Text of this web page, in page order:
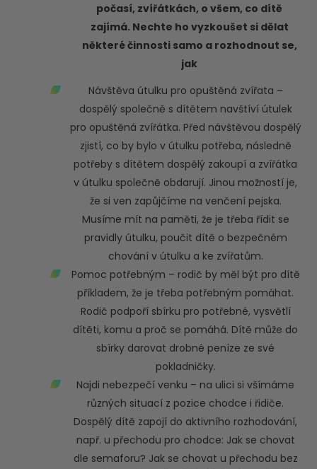
počasí, zvířátkách, o všem, co dítě
zajímá. Nechte ho vyzkoušet si dělat
některé činnosti samo a rozhodnout se,
jak
Návštěva útulku pro opuštěná zvířata –
dospělý společně s dítětem navštíví útulek
pro opuštěná zvířátka. Před návštěvou dospělý
zjistí, co by bylo v útulku potřeba, následně
potřeby s dítětem dospělý zakoupí a zvířátka
v útulku společně obdarují. Jinou možností je,
že si ven zapůjčíme na venčení pejska.
Musíme mít na paměti, že je třeba řídit se
pravidly útulku, poučit dítě o bezpečném
chování v útulku a ke zvířatům.
Pomoc potřebným – rodič by měl být pro dítě
příkladem, že je třeba potřebným pomáhat.
Rodič podpoří sbírku pro potřebné, vysvětlí
dítěti, komu a proč se pomáhá. Dítě může do
sbírky darovat drobné peníze ze své
pokladničky.
Najdi nebezpečí venku – na ulici si všímáme
různých situací z pozice chodce i řidiče.
Dospělý dítě zapojí do aktivního rozhodování,
např. u přechodu pro chodce: Jak se chovat
dle semaforu? Jak se chovat u přechodu bez